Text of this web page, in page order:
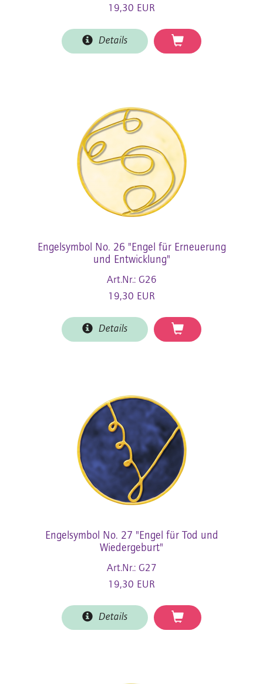
19,30 EUR
Details
Engelsymbol No. 26 "Engel für Erneuerung
und Entwicklung"
Art.Nr.: G26
19,30 EUR
Details
Engelsymbol No. 27 "Engel für Tod und
Wiedergeburt"
Art.Nr.: G27
19,30 EUR
Details